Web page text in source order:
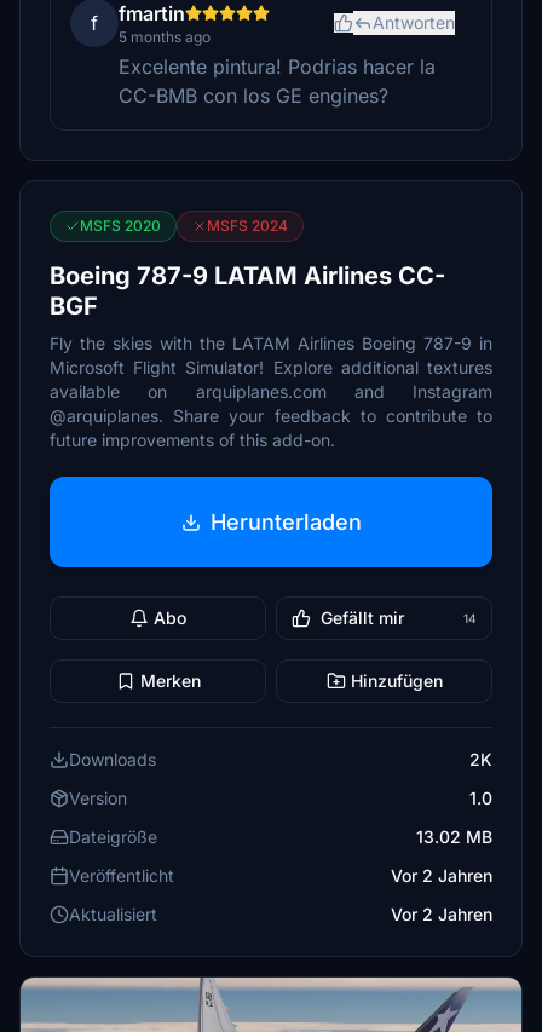
f fmartin
5 months ago
Antworten
Excelente pintura! Podrias hacer la
CC-BMB con los GE engines?
MSFS 2020 MSFS 2024
Boeing 787-9 LATAM Airlines CC-
BGF
Fly the skies with the LATAM Airlines Boeing 787-9 in
Microsoft Flight Simulator! Explore additional textures
available on arquiplanes.com and Instagram
@arquiplanes. Share your feedback to contribute to
future improvements of this add-on.
Herunterladen
Abo Gefällt mir 14
Merken Hinzufügen
Downloads
2K
Version
1.0
Dateigröße
13.02 MB
Veröffentlicht
Vor 2 Jahren
Aktualisiert
Vor 2 Jahren